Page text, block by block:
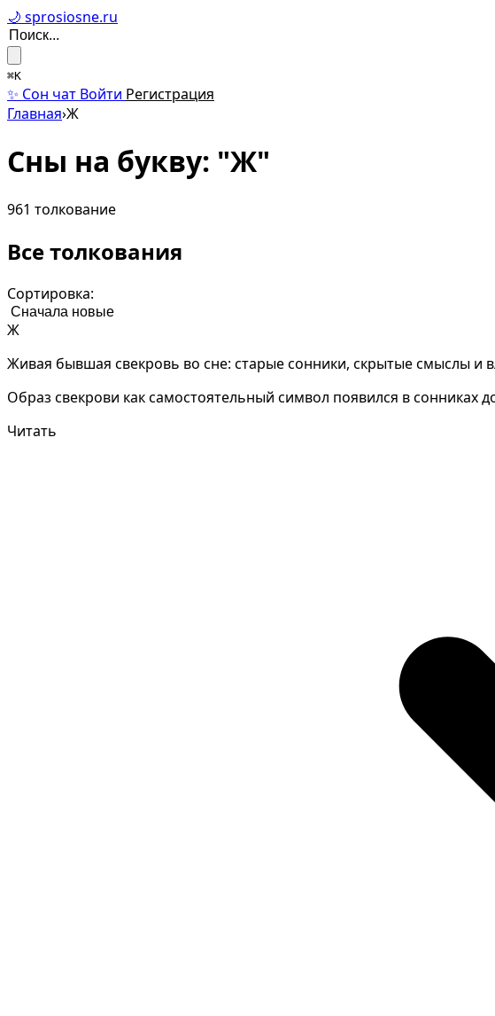
🌙 sprosiosne.ru
⌘K
✨ Сон чат Войти Регистрация
Главная›Ж
Сны на букву: "Ж"
961 толкование
Все толкования
Сортировка:
Ж
Живая бывшая свекровь во сне: старые сонники, скрытые смыслы и
Образ свекрови как самостоятельный символ появился в сонниках
Читать